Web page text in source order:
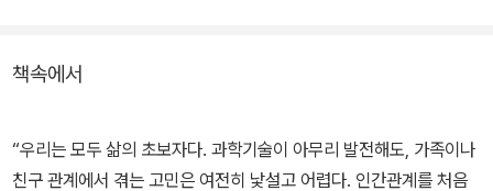
책속에서
“우리는 모두 삶의 초보자다. 과학기술이 아무리 발전해도, 가족이나
친구 관계에서 겪는 고민은 여전히 낯설고 어렵다. 인간관계를 처음